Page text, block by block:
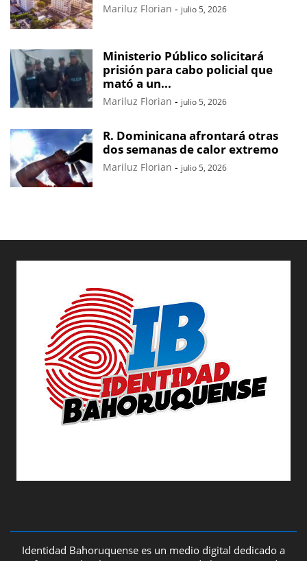
Mariluz Florian - julio 5, 2026
Ministerio Público solicitará
prisión para cabo policial que
mató a un...
Mariluz Florian - julio 5, 2026
R. Dominicana afrontará otras
dos semanas de calor extremo
Mariluz Florian - julio 5, 2026
Identidad Bahoruquense es un medio digital dedicado a